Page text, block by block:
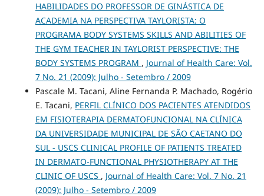
HABILIDADES DO PROFESSOR DE GINÁSTICA DE
ACADEMIA NA PERSPECTIVA TAYLORISTA: O
PROGRAMA BODY SYSTEMS SKILLS AND ABILITIES OF
THE GYM TEACHER IN TAYLORIST PERSPECTIVE: THE
BODY SYSTEMS PROGRAM , Journal of Health Care: Vol.
7 No. 21 (2009): Julho - Setembro / 2009
Pascale M. Tacani, Aline Fernanda P. Machado, Rogério
E. Tacani, PERFIL CLÍNICO DOS PACIENTES ATENDIDOS
EM FISIOTERAPIA DERMATOFUNCIONAL NA CLÍNICA
DA UNIVERSIDADE MUNICIPAL DE SÃO CAETANO DO
SUL - USCS CLINICAL PROFILE OF PATIENTS TREATED
IN DERMATO-FUNCTIONAL PHYSIOTHERAPY AT THE
CLINIC OF USCS , Journal of Health Care: Vol. 7 No. 21
(2009): Julho - Setembro / 2009